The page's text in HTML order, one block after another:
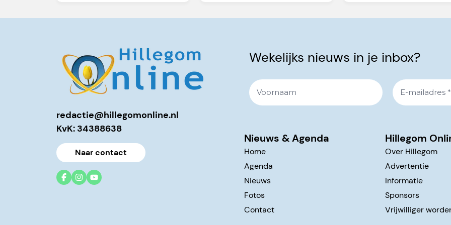
redactie@hillegomonline.nl
KvK: 34388638
Naar contact
Wekelijks nieuws in je inbox?
Nieuws & Agenda
Home
Agenda
Nieuws
Fotos
Contact
Hillegom
Over Hillegom
Advertentie
Informatie
Sponsors
Vrijwilliger